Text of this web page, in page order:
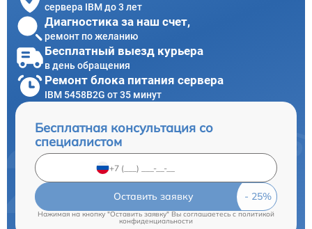
сервера IBM до 3 лет
Диагностика за наш счет,
ремонт по желанию
Бесплатный выезд курьера
в день обращения
Ремонт блока питания сервера
IBM 5458B2G от 35 минут
Бесплатная консультация со
специалистом
Оставить заявку
Нажимая на кнопку "Оставить заявку" Вы соглашаетесь c политикой
конфиденциальности